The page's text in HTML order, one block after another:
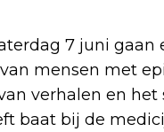
7 juni
mensen met
verhalen en
baat bij de